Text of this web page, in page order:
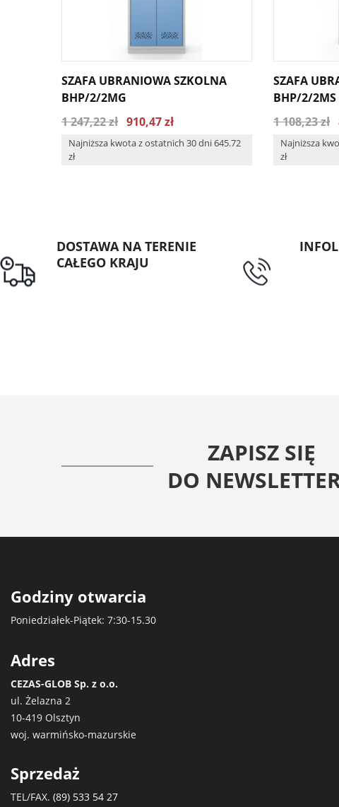
SZAFA UBRANIOWA SZKOLNA
BHP/2/2MG
1 247,22 zł 910,47 zł
Najniższa kwota z ostatnich 30 dni 645.72
zł
SZAFA
BHP/2/2MS
1 108,23 zł
Najniższa
zł
DOSTAWA NA TERENIE
CAŁEGO KRAJU
ZAPISZ SIĘ
DO
Godziny otwarcia
Poniedziałek-Piątek: 7:30-15.30
Adres
CEZAS-GLOB Sp. z o.o.
ul. Żelazna 2
10-419 Olsztyn
woj. warmińsko-mazurskie
Sprzedaż
TEL/FAX. (89) 533 54 27